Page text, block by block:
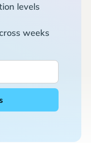
levels
weeks